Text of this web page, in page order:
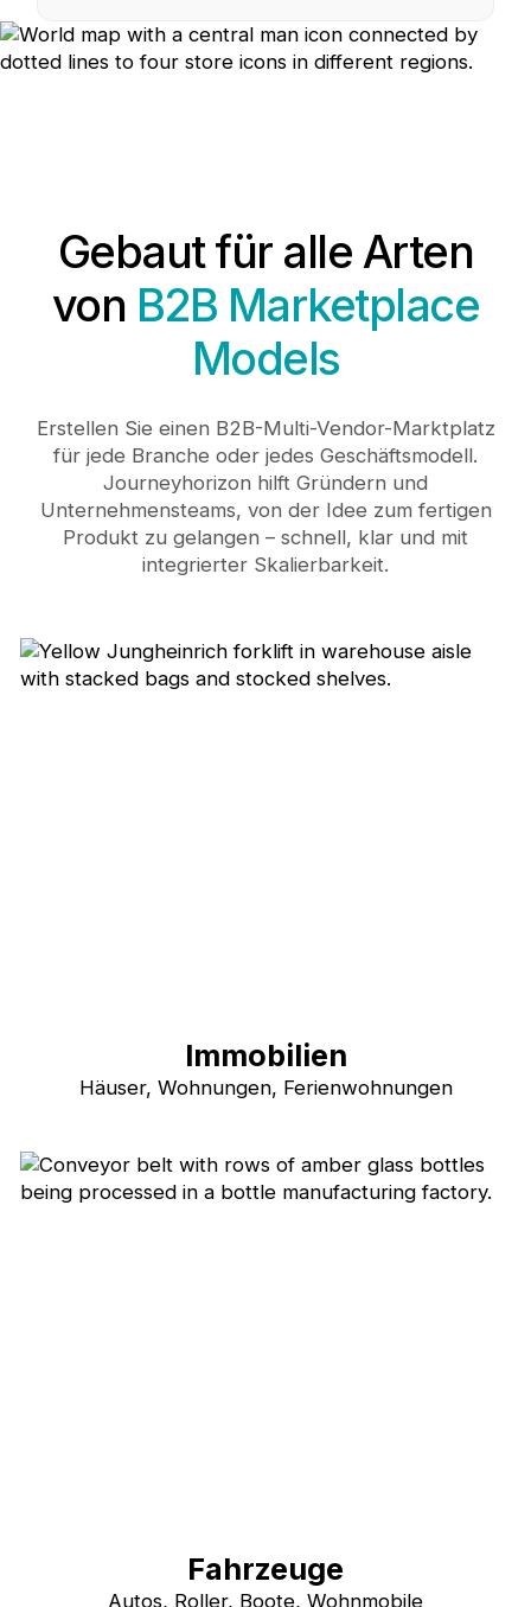
Gebaut für alle Arten
von B2B Marketplace
Models
Erstellen Sie einen B2B-Multi-Vendor-Marktplatz
für jede Branche oder jedes Geschäftsmodell.
Journeyhorizon hilft Gründern und
Unternehmensteams, von der Idee zum fertigen
Produkt zu gelangen – schnell, klar und mit
integrierter Skalierbarkeit.
Immobilien
Häuser, Wohnungen, Ferienwohnungen
Fahrzeuge
Autos, Roller, Boote, Wohnmobile